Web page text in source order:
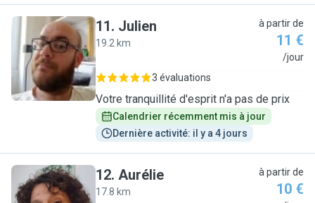
J
11. Julien
19.2 km
à partir de
11 €
/jour
3 évaluations
Votre tranquillité d'esprit n'a pas de prix
Calendrier récemment mis à jour
Dernière activité: il y a 4 jours
12. Aurélie
17.8 km
à partir de
10 €